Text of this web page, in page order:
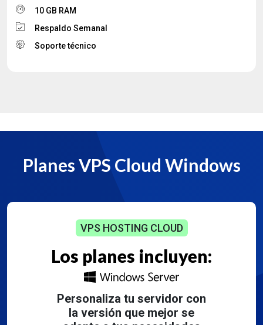
10 GB RAM
Respaldo Semanal
Soporte técnico
Planes VPS Cloud Windows
VPS HOSTING CLOUD
Los planes incluyen:
Seguridad Avanzada y
Firewall Antivirus incluido.